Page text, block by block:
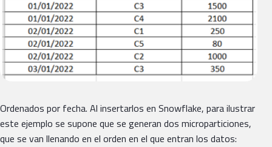
Ordenados por fecha. Al insertarlos en Snowflake, para ilustrar
este ejemplo se supone que se generan dos microparticiones,
que se van llenando en el orden en el que entran los datos: